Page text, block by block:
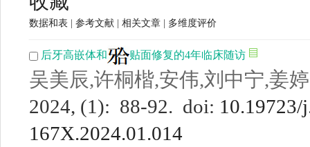
数据和表 参考文献 相关文章 多维度评价
后牙高嵌体和 贴面修复的4年临床随访
吴美辰,许桐楷,安伟,刘中宁,姜婷
2024, (1): 88-92. doi: 10.19723/
167X.2024.01.014